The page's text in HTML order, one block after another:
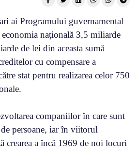
ai Programului guvernamental
națională 3,5 miliarde
de lei din aceasta sumă
cu compensare a
stat pentru realizarea celor 750
companiilor în care sunt
persoane, iar în viitorul
crearea a încă 1969 de noi locuri